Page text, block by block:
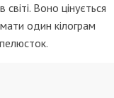
Воно цінується
один кілограм